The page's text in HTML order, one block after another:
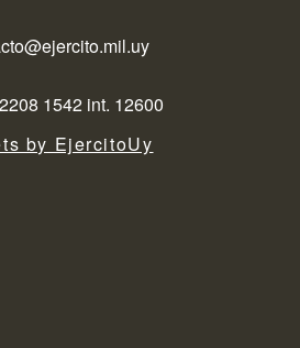
1542 int. 12600
by EjercitoUy